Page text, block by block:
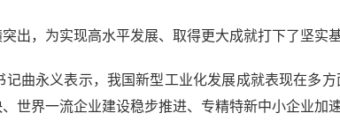
，为实现高水平发展、取得更大成就打下了坚实基
永义表示，我国新型工业化发展成就表现在多方
世界一流企业建设稳步推进、专精特新中小企业加速